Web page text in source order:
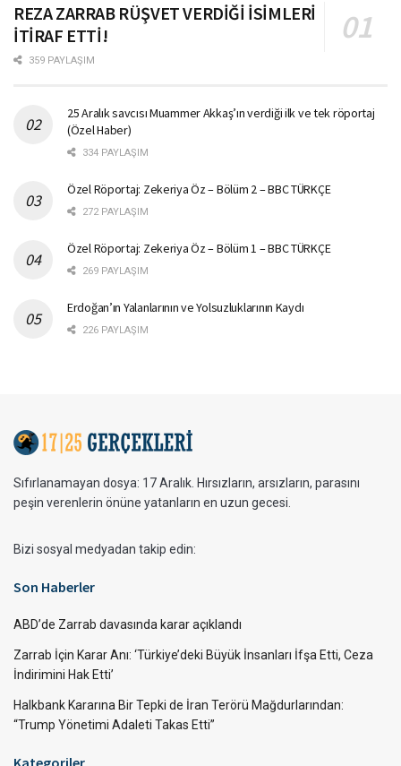
REZA ZARRAB RÜŞVET VERDİĞİ İSİMLERİ
İTİRAF ETTİ!
359 PAYLAŞIM
25 Aralık savcısı Muammer Akkaş’ın verdiği ilk ve tek röportaj
(Özel Haber)
334 PAYLAŞIM
Özel Röportaj: Zekeriya Öz – Bölüm 2 – BBC TÜRKÇE
272 PAYLAŞIM
Özel Röportaj: Zekeriya Öz – Bölüm 1 – BBC TÜRKÇE
269 PAYLAŞIM
Erdoğan’ın Yalanlarının ve Yolsuzluklarının Kaydı
226 PAYLAŞIM
Sıfırlanamayan dosya: 17 Aralık. Hırsızların, arsızların, parasını
peşin verenlerin önüne yatanların en uzun gecesi.
Bizi sosyal medyadan takip edin:
Son Haberler
ABD’de Zarrab davasında karar açıklandı
Zarrab İçin Karar Anı: ‘Türkiye’deki Büyük İnsanları İfşa Etti, Ceza
İndirimini Hak Etti’
Halkbank Kararına Bir Tepki de İran Terörü Mağdurlarından:
“Trump Yönetimi Adaleti Takas Etti”
Kategoriler